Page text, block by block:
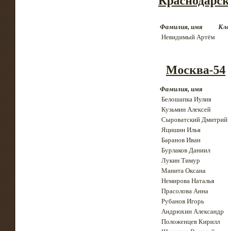
Фамилия, имя
Невидимый Артём
Москва-54
Фамилия, имя
Белошапка Иулия
Кузьмин Алексей
Сыроватский Дмитрий
Яцишин Илья
Баранов Иван
Бурлаков Даниил
Лукин Тимур
Манита Оксана
Немирова Наталья
Прасолова Анна
Рубанов Игорь
Андрюхин Александр
Положенцев Кирилл